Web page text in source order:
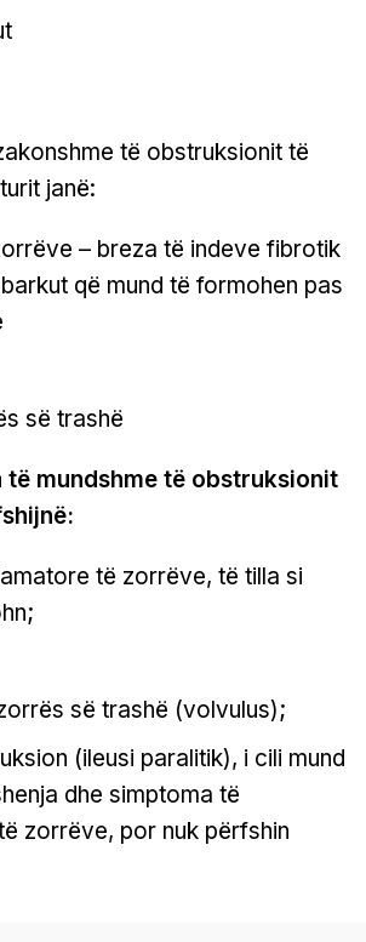
të obstruksionit të
janë:
– breza të indeve fibrotik
që mund të formohen pas
së trashë
të mundshme të obstruksionit
të zorrëve, të tilla si
së trashë (volvulus);
(ileusi paralitik), i cili mund
dhe simptoma të
zorrëve, por nuk përfshin